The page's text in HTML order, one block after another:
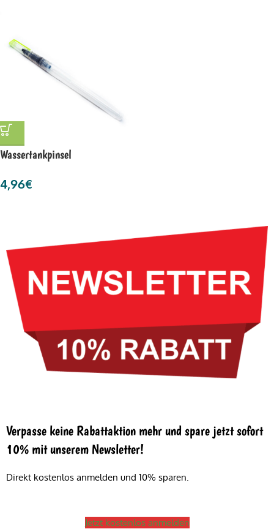
Wassertankpinsel
4,96€
Verpasse keine Rabattaktion mehr und spare jetzt sofort
10% mit unserem Newsletter!
Direkt kostenlos anmelden und 10% sparen.
Jetzt kostenlos anmelden